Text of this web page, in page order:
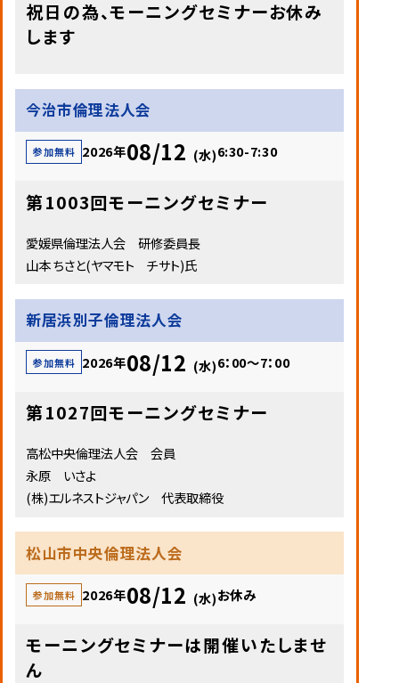
祝日の為、モーニングセミナーお休み
します
今治市倫理法人会
参加無料 2026年08/12 (水)6:30-7:30
第1003回モーニングセミナー
愛媛県倫理法人会 研修委員長
山本 ちさと(ヤマモト チサト)氏
新居浜別子倫理法人会
参加無料 2026年08/12 (水)6：00～7：00
第1027回モーニングセミナー
高松中央倫理法人会 会員
永原 いさよ
(株)エルネストジャパン 代表取締役
松山市中央倫理法人会
参加無料 2026年08/12 (水)お休み
モーニングセミナーは開催いたしませ
ん